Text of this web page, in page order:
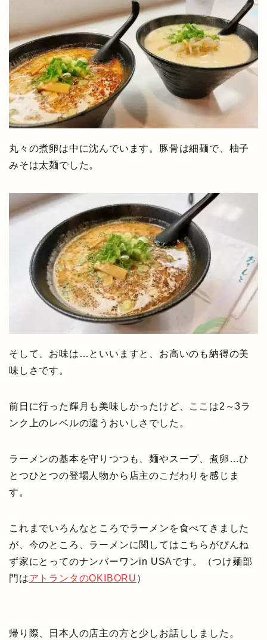
丸々の煮卵は中に沈んでいます。豚骨は細麺で、柚子
みそは太麺でした。
そして、お味は…といいますと、お高いのも納得の美
味しさです。
前日に行った輝月も美味しかったけど、ここは2～3ラ
ンク上のレベルの違うおいしさでした。
ラーメンの基本を守りつつも、麺やスープ、煮卵…ひ
とつひとつの登場人物から店主のこだわりを感じま
す。
これまでいろんなところでラーメンを食べてきました
が、今のところ、ラーメンに関してはこちらがぴんね
ず家にとってのナンバーワンin USAです。（つけ麺部
門はアトランタのOKIBORU ）
帰り際、日本人の店主の方と少しお話ししました。